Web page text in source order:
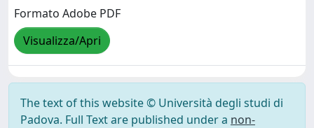
Formato Adobe PDF
Visualizza/Apri
The text of this website © Università degli studi di
Padova. Full Text are published under a non-